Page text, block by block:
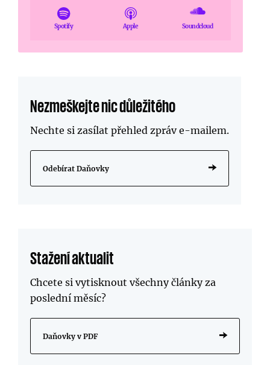
Spotify Apple Soundcloud
Nezmeškejte nic důležitého
Nechte si zasílat přehled zpráve-mailem.
Odebírat Daňovky
Stažení aktualit
Chcete si vytisknout všechny články za
poslední měsíc?
Daňovky v PDF